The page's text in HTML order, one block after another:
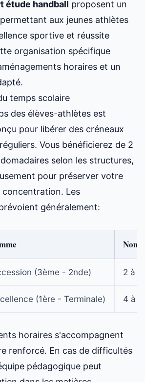
étude handball proposent un
aux jeunes athlètes
sportive et réussite
organisation spécifique
horaires et un
temps scolaire
des élèves-athlètes est
pour libérer des créneaux
Vous bénéficierez de 2
selon les structures,
pour préserver votre
Les
généralement:
(3ème - 2nde) 2 à
(1ère - Terminale) 4 à
horaires s'accompagnent
renforcé. En cas de difficultés
pédagogique peut